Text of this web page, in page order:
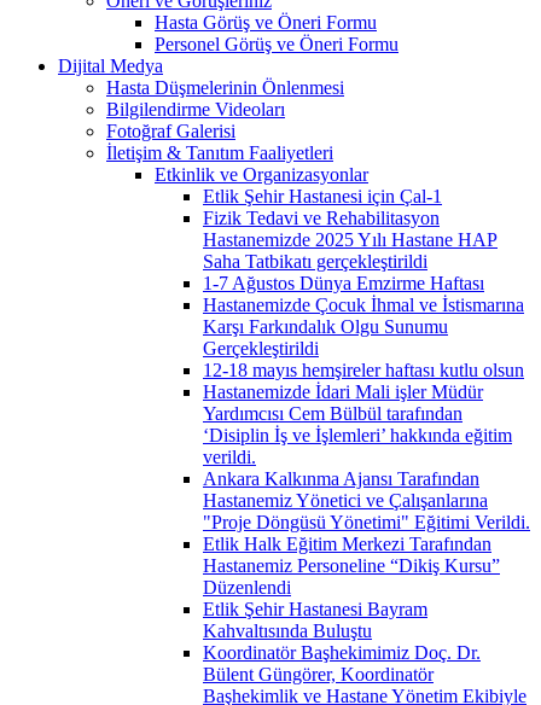
Hasta Görüş ve Öneri Formu
Personel Görüş ve Öneri Formu
Dijital Medya
Hasta Düşmelerinin Önlenmesi
Bilgilendirme Videoları
Fotoğraf Galerisi
İletişim & Tanıtım Faaliyetleri
Etkinlik ve Organizasyonlar
Etlik Şehir Hastanesi için Çal-1
Fizik Tedavi ve Rehabilitasyon
Hastanemizde 2025 Yılı Hastane HAP
Saha Tatbikatı gerçekleştirildi
1-7 Ağustos Dünya Emzirme Haftası
Hastanemizde Çocuk İhmal ve İstismarına
Karşı Farkındalık Olgu Sunumu
Gerçekleştirildi
12-18 mayıs hemşireler haftası kutlu olsun
Hastanemizde İdari Mali işler Müdür
Yardımcısı Cem Bülbül tarafından
‘Disiplin İş ve İşlemleri’ hakkında eğitim
verildi.
Ankara Kalkınma Ajansı Tarafından
Hastanemiz Yönetici ve Çalışanlarına
"Proje Döngüsü Yönetimi" Eğitimi Verildi.
Etlik Halk Eğitim Merkezi Tarafından
Hastanemiz Personeline “Dikiş Kursu”
Düzenlendi
Etlik Şehir Hastanesi Bayram
Kahvaltısında Buluştu
Koordinatör Başhekimimiz Doç. Dr.
Bülent Güngörer, Koordinatör
Başhekimlik ve Hastane Yönetim Ekibiyle